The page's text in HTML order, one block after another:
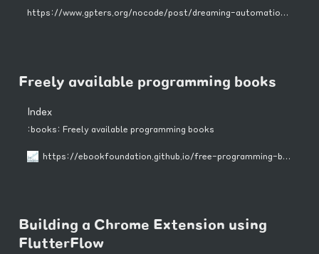
https://www.gpters.org/nocode/post/dreaming-automation-naver-blog-qlWCRuZIAo37rX6
Freely available programming books
Index
:books: Freely available programming books
https://ebookfoundation.github.io/free-programming-books/books/free-programming-books-ko.html
Building a Chrome Extension using
FlutterFlow